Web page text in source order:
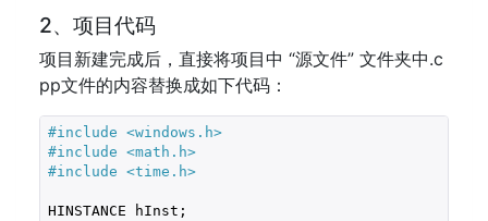
2、项目代码
项目新建完成后，直接将项目中 “源文件” 文件夹中.c
pp文件的内容替换成如下代码：
#include <windows.h>
#include <math.h>
#include <time.h>
HINSTANCE hInst;